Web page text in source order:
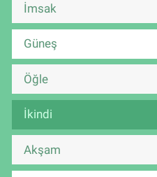
İmsak
Güneş
Öğle
İkindi
Akşam